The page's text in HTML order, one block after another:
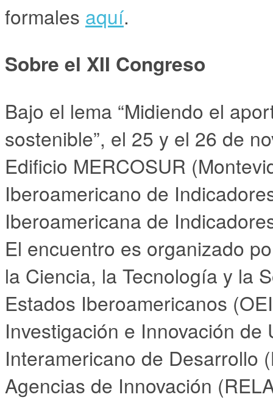
formales aquí.
Sobre el XII Congreso
Bajo el lema “Midiendo el
sostenible”, el 25 y el 26 de
Edificio MERCOSUR
Iberoamericano de
Iberoamericana de
El encuentro es organizado
la Ciencia, la Tecnología y la
Estados Iberoamericanos
Investigación e Innovación
Interamericano de Desarrollo
Agencias de Innovación